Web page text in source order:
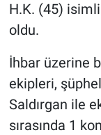
H.K. (45)
oldu.
İhbar üzerine
ekipleri,
Saldırgan ile
sırasında 1